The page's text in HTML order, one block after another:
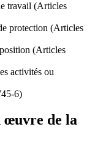
travail (Articles
protection (Articles
(Articles
activités ou
6)
œuvre de la